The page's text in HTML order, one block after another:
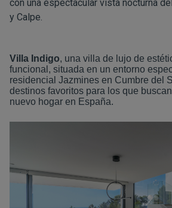
con una espectacular vista nocturna
y Calpe.
Villa Indigo, una villa de lujo de
funcional, situada en un entorno
residencial Jazmines en Cumbre del
destinos favoritos para los que
nuevo hogar en España.